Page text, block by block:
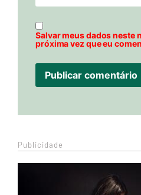
Salvar meus dados neste
próxima vez que eu
Publicidade